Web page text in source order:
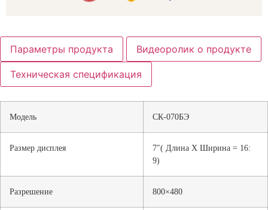
Параметры продукта Видеоролик о продукте
Техническая спецификация
Модель СК-070БЭ
Размер дисплея
7″( Длина X Ширина = 16:
9)
Разрешение 800×480